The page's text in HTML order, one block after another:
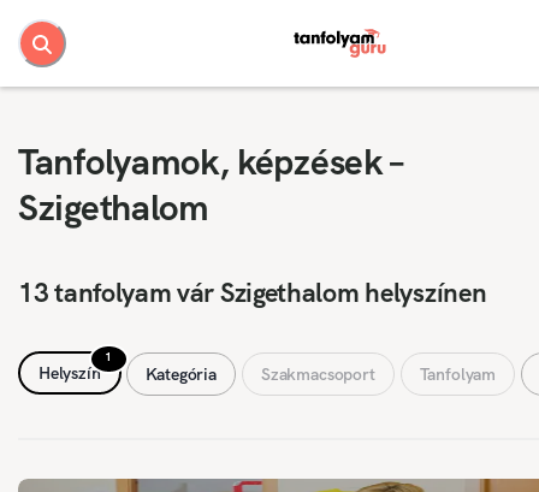
Tanfolyamok, képzések –
Szigethalom
13 tanfolyam vár Szigethalom helyszínen
1
Helyszín Kategória Szakmacsoport Tanfolyam